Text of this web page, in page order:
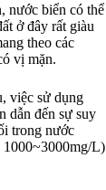
nước biển có thể
ở đây rất giàu
theo các
vị mặn.
việc sử dụng
dẫn đến sự suy
trong nước
1000~3000mg/L)